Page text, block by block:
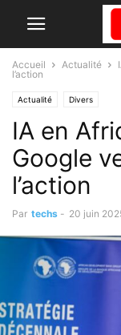
Accueil Actualité
l’action
Actualité Divers
IA en
Google
l’action
Par techs - 20 juin